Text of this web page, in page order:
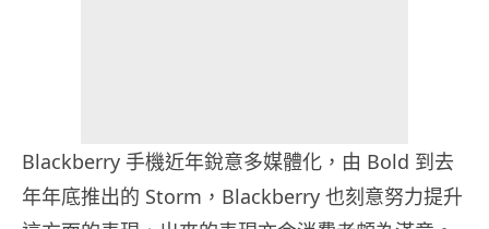
Blackberry 手機近年銳意多媒體化，由 Bold 到去
年年底推出的 Storm，Blackberry 也刻意努力提升